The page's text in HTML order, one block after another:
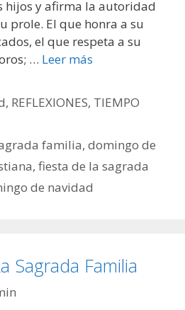
hijos y afirma la autoridad
prole. El que honra a su
el que respeta a su
… Leer más
, REFLEXIONES, TIEMPO
familia,domingo de
, fiesta de la sagrada
de navidad
Sagrada Familia